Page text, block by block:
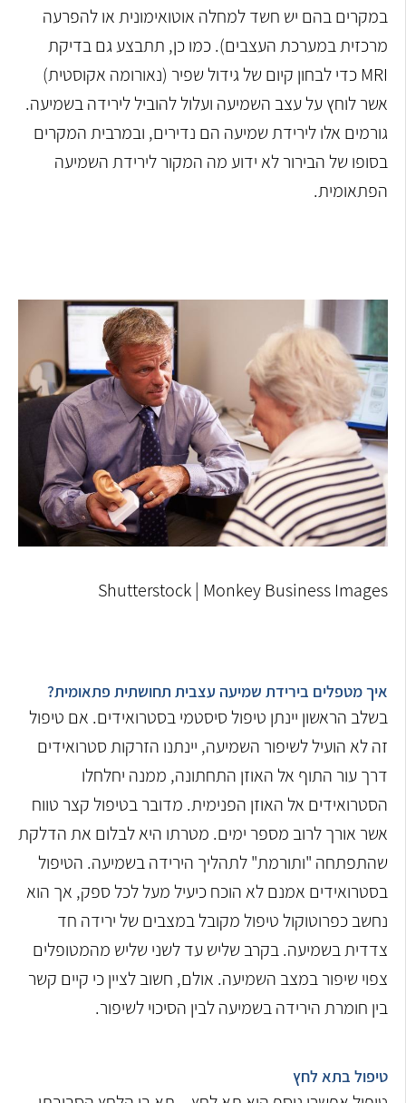
במקרים בהם יש חשד למחלה אוטואימונית או להפרעה
מרכזית במערכת העצבים). כמו כן, תתבצע גם בדיקת
MRI כדי לבחון קיום של גידול שפיר (נאורומה אקוסטית)
אשר לוחץ על עצב השמיעה ועלול להוביל לירידה בשמיעה.
גורמים אלו לירידת שמיעה הם נדירים, ובמרבית המקרים
בסופו של הבירור לא ידוע מה המקור לירידת השמיעה
הפתאומית.
Shutterstock | Monkey Business Images
איך מטפלים בירידת שמיעה עצבית תחושתית פתאומית?
בשלב הראשון יינתן טיפול סיסטמי בסטרואידים. אם טיפול
זה לא הועיל לשיפור השמיעה, יינתנו הזרקות סטרואידים
דרך עור התוף אל האוזן התחתונה, ממנה יחלחלו
הסטרואידים אל האוזן הפנימית. מדובר בטיפול קצר טווח
אשר אורך לרוב מספר ימים. מטרתו היא לבלום את הדלקת
שהתפתחה "ותורמת" לתהליך הירידה בשמיעה. הטיפול
בסטרואידים אמנם לא הוכח כיעיל מעל לכל ספק, אך הוא
נחשב כפרוטוקול טיפול מקובל במצבים של ירידה חד
צדדית בשמיעה. בקרב שליש עד לשני שליש מהמטופלים
צפוי שיפור במצב השמיעה. אולם, חשוב לציין כי קיים קשר
בין חומרת הירידה בשמיעה לבין הסיכוי לשיפור.
טיפול בתא לחץ